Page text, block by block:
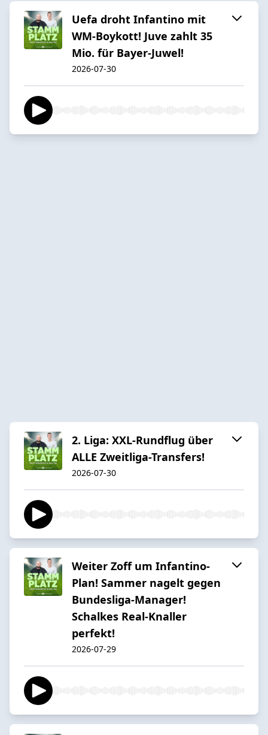
Uefa droht Infantino mit
WM-Boykott! Juve zahlt 35
Mio. für Bayer-Juwel!
2026-07-30
2. Liga: XXL-Rundflug über
ALLE Zweitliga-Transfers!
2026-07-30
Weiter Zoff um Infantino-
Plan! Sammer nagelt gegen
Bundesliga-Manager!
Schalkes Real-Knaller
perfekt!
2026-07-29